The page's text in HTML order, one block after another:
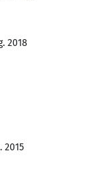
2018
2015